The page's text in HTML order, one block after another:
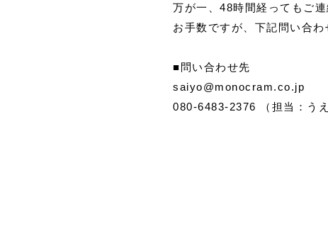
万が一、48時間経ってもご
お手数ですが、下記問い合わ
■問い合わせ先
saiyo@monocram.co.jp
080-6483-2376 （担当：うえ